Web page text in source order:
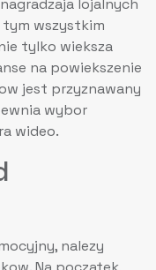
tym wszystkim
tylko wieksza
na powiekszenie
jest przyznawany
wybor
wideo.
nalezy